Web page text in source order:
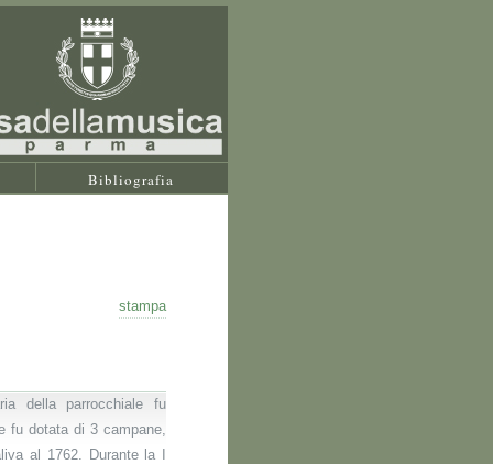
Bibliografia
stampa
della parrocchiale fu
fu dotata di 3 campane,
al 1762. Durante la I